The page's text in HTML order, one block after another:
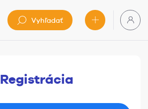
Vyhľadať
Registrácia